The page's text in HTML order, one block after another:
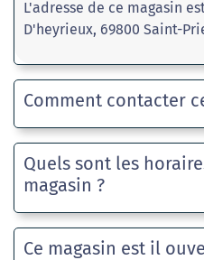
L'adresse de ce magasin
D'heyrieux, 69800 Saint-
Comment contacter
Quels sont les
magasin ?
Ce magasin est il